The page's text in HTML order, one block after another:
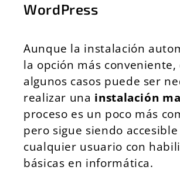
WordPress
Aunque la instalación
la opción más conveniente,
algunos casos puede ser
realizar una instalación
proceso es un poco más
pero sigue siendo
cualquier usuario con
básicas en informática.